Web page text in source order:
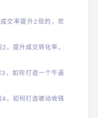
交率提升2倍的，欢
，提升成交转化率，
，如何打造一个牛逼
，如何打造被动收钱